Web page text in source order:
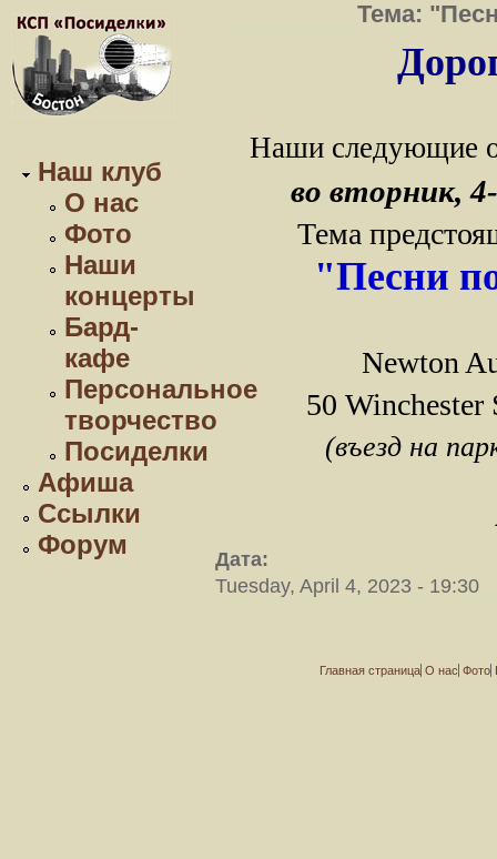
Наш клуб
О нас
Фото
Наши
концерты
Бард-
кафе
Персональное
творчество
Посиделки
Афиша
Ссылки
Форум
Тема:
Наши следующие
во вторник,
Тема
"Песни
Newton
50
(въезд на
Дата:
Tuesday, April 4, 2023 - 19:30
Главная страница О нас Фото